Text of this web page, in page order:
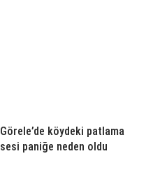
Görele’de köydeki patlama
sesi paniğe neden oldu